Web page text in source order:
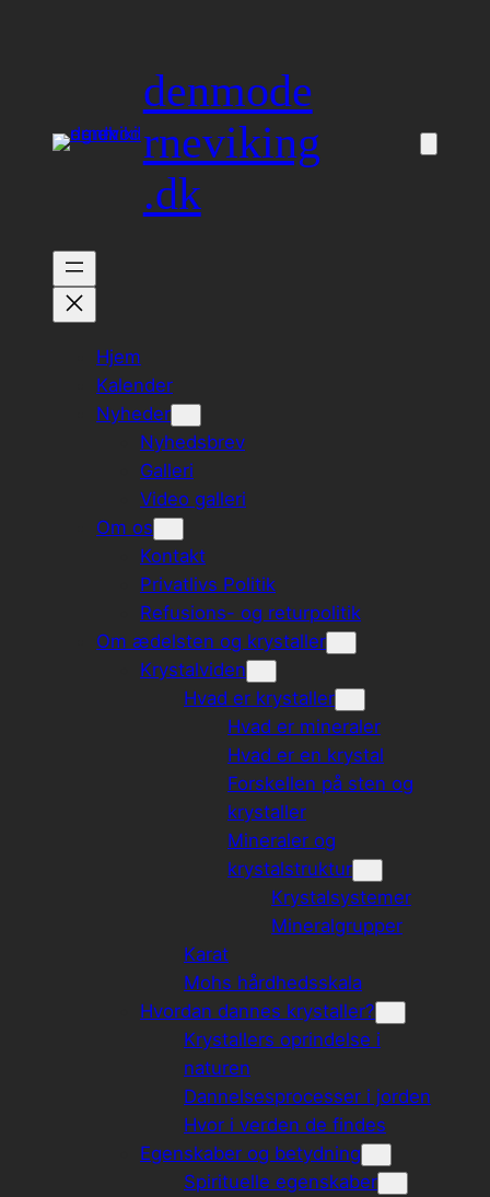
denmode
rneviking
.dk
Hjem
Kalender
Nyheder
Nyhedsbrev
Galleri
Video galleri
Om os
Kontakt
Privatlivs Politik
Refusions- og returpolitik
Om ædelsten og krystaller
Krystalviden
Hvad er krystaller
Hvad er mineraler
Hvad er en krystal
Forskellen på sten og
krystaller
Mineraler og
krystalstruktur
Krystalsystemer
Mineralgrupper
Karat
Mohs hårdhedsskala
Hvordan dannes krystaller?
Krystallers oprindelse i
naturen
Dannelsesprocesser i jorden
Hvor i verden de findes
Egenskaber og betydning
Spirituelle egenskaber